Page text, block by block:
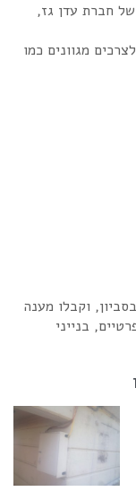
חברת עדן גז,
מגוונים כמו
וקבלו מענה
בנייני